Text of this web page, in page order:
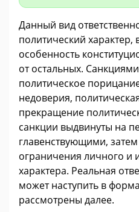
Данный вид
политический характер,
особенность
от остальных.
политическое
недоверия,
прекращение
санкции выдвинуты на
главенствующими,
ограничения личного и
характера. Реальная
может наступить в
рассмотрены далее.